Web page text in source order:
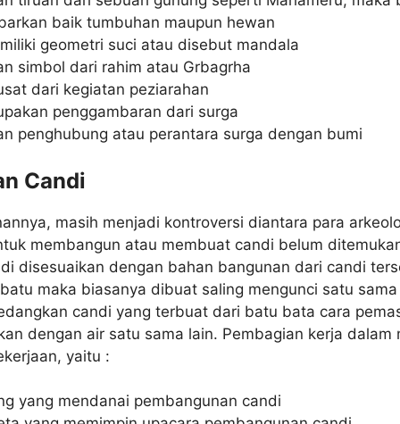
baik tumbuhan maupun hewan
geometri suci atau disebut mandala
simbol dari rahim atau Grbagrha
dari kegiatan peziarahan
penggambaran dari surga
penghubung atau perantara surga dengan bumi
Candi
masih menjadi kontroversi diantara para
membangun atau membuat candi belum
disesuaikan dengan bahan bangunan dari candi
maka biasanya dibuat saling mengunci satu
candi yang terbuat dari batu bata cara
dengan air satu sama lain. Pembagian kerja dalam
yaitu :
yang mendanai pembangunan candi